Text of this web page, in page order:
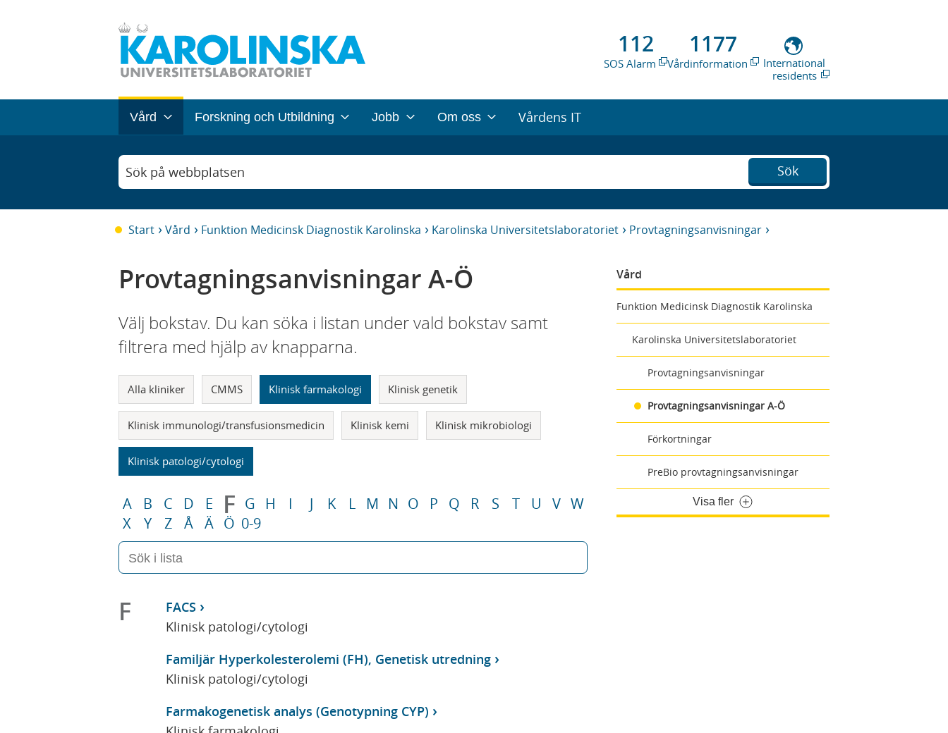
112
SOS Alarm
1177
Vårdinformation
International
residents
Vård Forskning och Utbildning Jobb Om oss Vårdens IT
Sök på webbplatsen Sök
Start Vård Funktion Medicinsk Diagnostik Karolinska Karolinska Universitetslaboratoriet Provtagningsanvisningar
Vård
Funktion Medicinsk Diagnostik Karolinska
Karolinska Universitetslaboratoriet
Provtagningsanvisningar
Provtagningsanvisningar A-Ö
Förkortningar
PreBio provtagningsanvisningar
Visa fler
Provtagningsanvisningar A-Ö
Välj bokstav. Du kan söka i listan under vald bokstav samt
filtrera med hjälp av knapparna.
Alla kliniker CMMS Klinisk farmakologi Klinisk genetik
Klinisk immunologi/transfusionsmedicin Klinisk kemi Klinisk mikrobiologi
Klinisk patologi/cytologi
A B C D E F G H I J K L M N O P Q R S T U V W
X
Y Z Å Ä Ö 0-9
F
FACS
Klinisk patologi/cytologi
Familjär Hyperkolesterolemi (FH), Genetisk utredning
Klinisk patologi/cytologi
Farmakogenetisk analys (Genotypning CYP)